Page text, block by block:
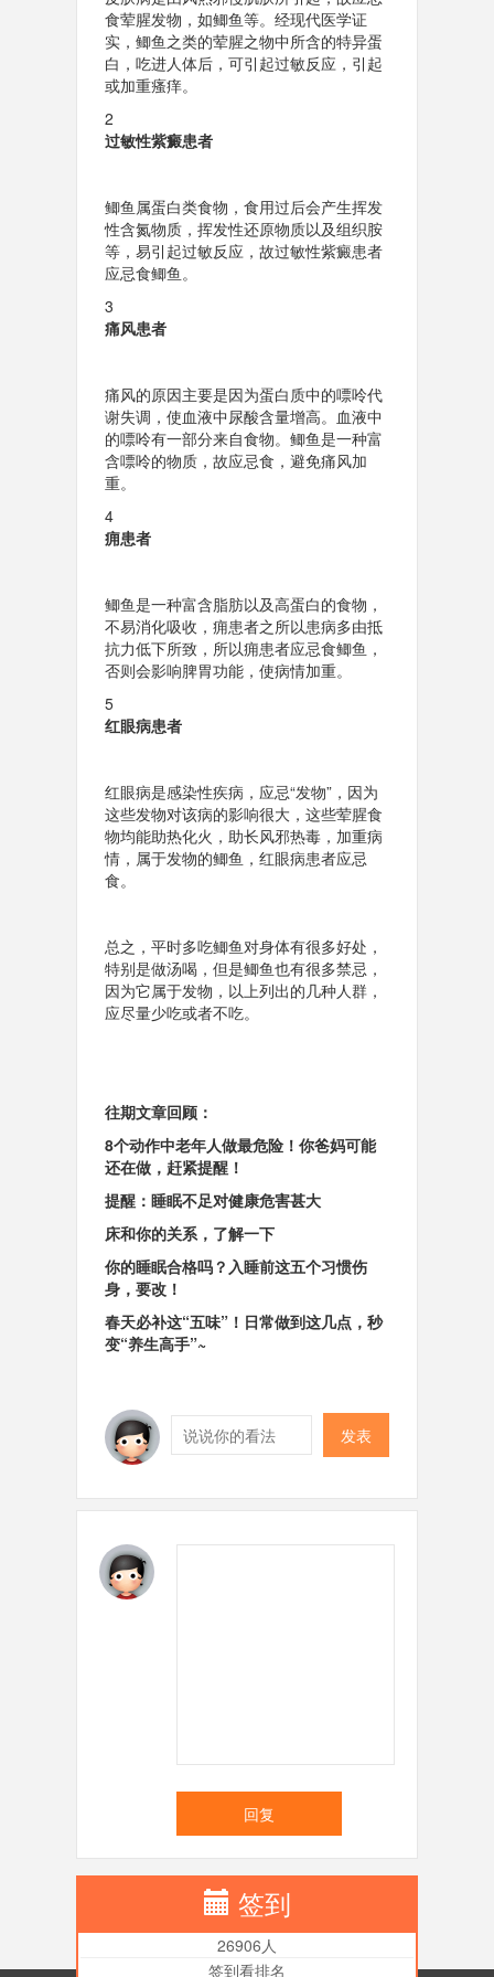
食荤腥发物，如鲫鱼等。经现代医学证
实，鲫鱼之类的荤腥之物中所含的特异蛋
白，吃进人体后，可引起过敏反应，引起
或加重瘙痒。
2
过敏性紫癜患者
鲫鱼属蛋白类食物，食用过后会产生挥发
性含氮物质，挥发性还原物质以及组织胺
等，易引起过敏反应，故过敏性紫癜患者
应忌食鲫鱼。
3
痛风患者
痛风的原因主要是因为蛋白质中的嘌呤代
谢失调，使血液中尿酸含量增高。血液中
的嘌呤有一部分来自食物。鲫鱼是一种富
含嘌呤的物质，故应忌食，避免痛风加
重。
4
痈患者
鲫鱼是一种富含脂肪以及高蛋白的食物，
不易消化吸收，痈患者之所以患病多由抵
抗力低下所致，所以痈患者应忌食鲫鱼，
否则会影响脾胃功能，使病情加重。
5
红眼病患者
红眼病是感染性疾病，应忌“发物”，因为
这些发物对该病的影响很大，这些荤腥食
物均能助热化火，助长风邪热毒，加重病
情，属于发物的鲫鱼，红眼病患者应忌
食。
总之，平时多吃鲫鱼对身体有很多好处，
特别是做汤喝，但是鲫鱼也有很多禁忌，
因为它属于发物，以上列出的几种人群，
应尽量少吃或者不吃。
往期文章回顾：
8个动作中老年人做最危险！你爸妈可能
还在做，赶紧提醒！
提醒：睡眠不足对健康危害甚大
床和你的关系，了解一下
你的睡眠合格吗？入睡前这五个习惯伤
身，要改！
春天必补这“五味”！日常做到这几点，秒
变“养生高手”~
发表
回复
签到
26906人
签到看排名